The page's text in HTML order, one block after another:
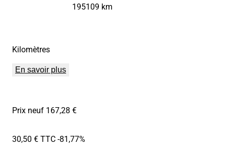
Kilomètres
195109 km
En savoir plus
Prix neuf 167,28 €
30,50 € TTC-81,77%